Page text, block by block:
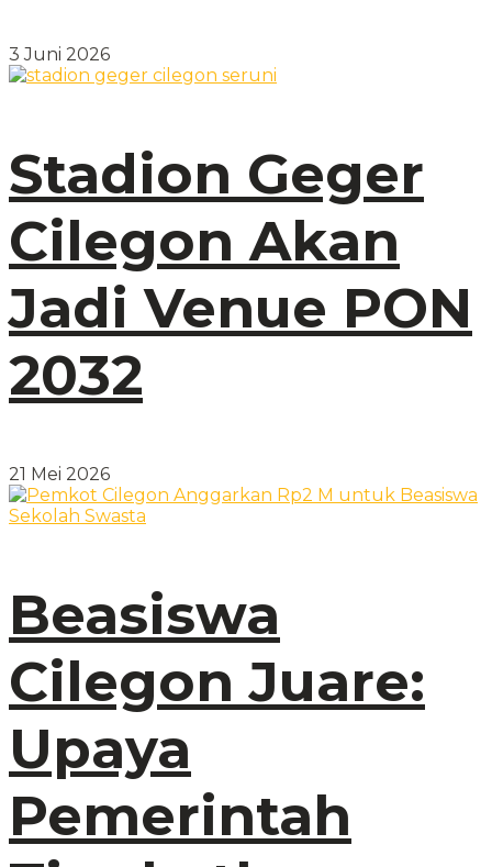
3 Juni 2026
Stadion Geger
Cilegon Akan
Jadi Venue PON
2032
21 Mei 2026
Beasiswa
Cilegon Juare:
Upaya
Pemerintah